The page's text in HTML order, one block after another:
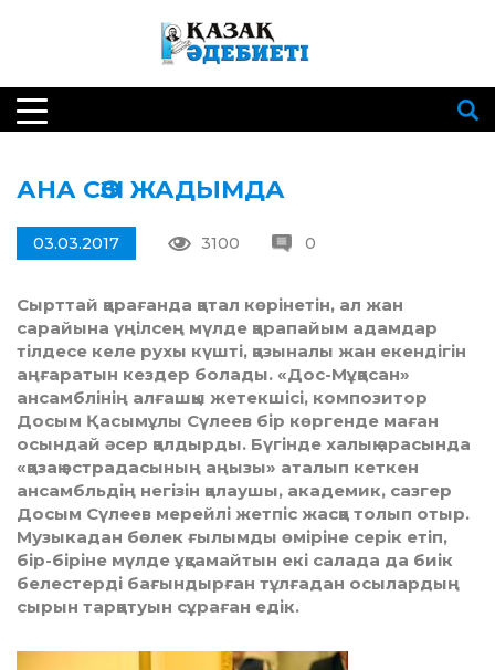
АНА СӨЗІ ЖАДЫМДА
03.03.2017 3100 0
Сырттай қарағанда қатал көрінетін, ал жан
сарайына үңілсең мүлде қарапайым адамдар
тілдесе келе рухы күшті, қазыналы жан екендігін
аңғаратын кездер болады. «Дос-Мұқасан»
ансамблінің алғашқы жетекшісі, композитор
Досым Қасымұлы Сүлеев бір көргенде маған
осындай әсер қалдырды. Бүгінде халық арасында
«қазақ эстрадасының аңызы» аталып кеткен
ансамбльдің негізін қалаушы, академик, сазгер
Досым Сүлеев мерейлі жетпіс жасқа толып отыр.
Музыкадан бөлек ғылымды өміріне серік етіп,
бір-біріне мүлде ұқсамайтын екі салада да биік
белестерді бағындырған тұлғадан осылардың
сырын тарқатуын сұраған едік.